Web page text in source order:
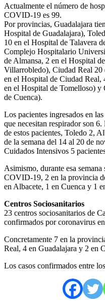
Actualmente el número de
COVID-19 es 99.
Por provincias, Guadalajara
Hospital de Guadalajara),
10 en el Hospital de Talavera
Complejo Hospitalario
de Almansa, 2 en el Hospital
Villarrobledo), Ciudad Real
en el Hospital de Ciudad Real,
en el Hospital de Tomelloso) y
de Cuenca).
Los pacientes ingresados en
que necesitan respirador son
de estos pacientes, Toledo 2,
de la semana del 14 al 20 de
Cuidados Intensivos 5
Asimismo, durante esa
COVID-19, 2 en la provincia
en Albacete, 1 en Cuenca y 1
Centros Sociosanitarios
23 centros sociosanitarios de
confirmados por coronavirus
Concretamente 7 en la
Real, 4 en Guadalajara y 2 en
Los casos confirmados entre